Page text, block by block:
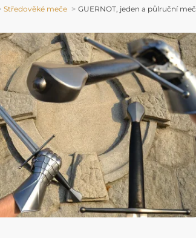
Středověké meče GUERNOT, jeden a půlruční meč